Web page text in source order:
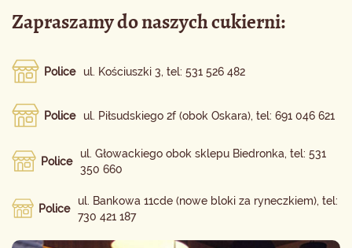
Zapraszamy do naszych cukierni:
Police ul. Kościuszki 3, tel: 531 526 482
Police ul. Piłsudskiego 2f (obok Oskara), tel: 691 046 621
Police
ul. Głowackiego obok sklepu Biedronka, tel: 531
350 660
Police
ul. Bankowa 11cde (nowe bloki za ryneczkiem), tel:
730 421 187